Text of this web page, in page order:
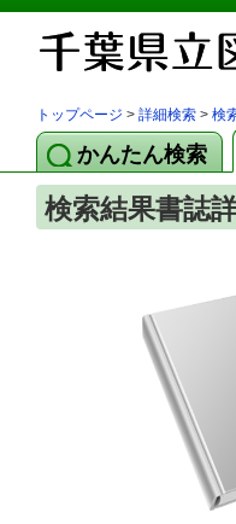
トップページ > 詳細検索 > 検
かんたん検索
検索結果書誌